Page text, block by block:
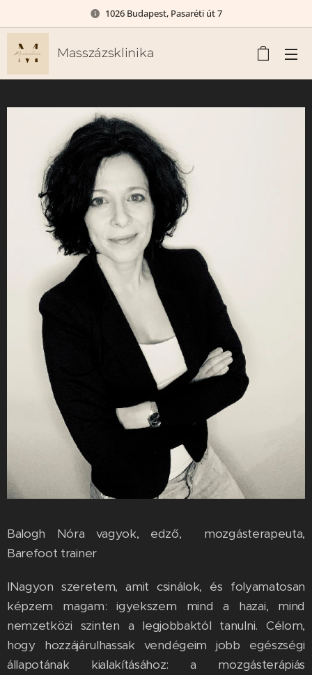
1026 Budapest, Pasaréti út 7
Masszázsklinika
Balogh Nóra vagyok, edző, mozgásterapeuta,
Barefoot trainer
INagyon szeretem, amit csinálok, és folyamatosan
képzem magam: igyekszem mind a hazai, mind
nemzetközi szinten a legjobbaktól tanulni. Célom,
hogy hozzájárulhassak vendégeim jobb egészségi
állapotának kialakításához: a mozgásterápiás